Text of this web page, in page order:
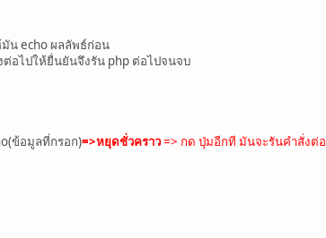
น echo ผลลัพธ์ก่อน
อไปให้ยื่นยันจึงรัน php ต่อไปจนจบ
ข้อมูลที่กรอก)=>หยุดชั่วคราว=> กด ปุ่มอีกที มันจะรันคำสั่งต่อ